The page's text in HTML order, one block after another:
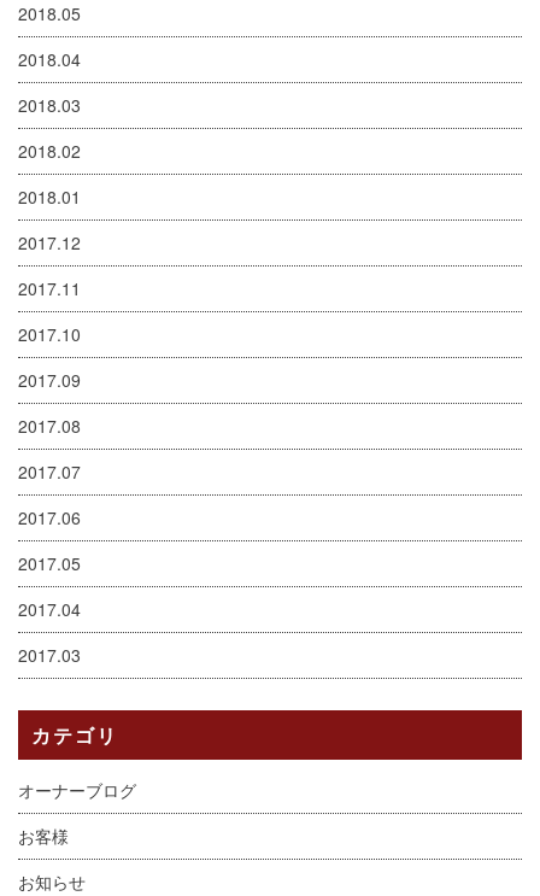
2018.05
2018.04
2018.03
2018.02
2018.01
2017.12
2017.11
2017.10
2017.09
2017.08
2017.07
2017.06
2017.05
2017.04
2017.03
カテゴリ
オーナーブログ
お客様
お知らせ